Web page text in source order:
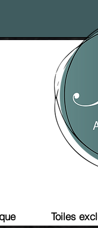
Toiles